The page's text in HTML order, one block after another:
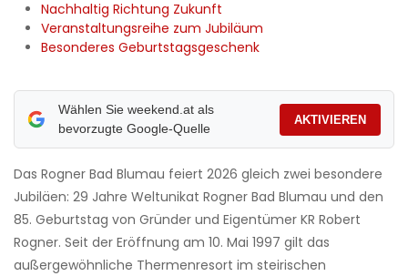
Nachhaltig Richtung Zukunft
Veranstaltungsreihe zum Jubiläum
Besonderes Geburtstagsgeschenk
Wählen Sie weekend.at als
bevorzugte Google-Quelle
AKTIVIEREN
Das Rogner Bad Blumau feiert 2026 gleich zwei besondere
Jubiläen: 29 Jahre Weltunikat Rogner Bad Blumau und den
85. Geburtstag von Gründer und Eigentümer KR Robert
Rogner. Seit der Eröffnung am 10. Mai 1997 gilt das
außergewöhnliche Thermenresort im steirischen